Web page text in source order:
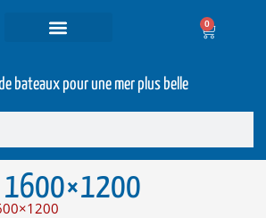
0
bateaux pour une mer plus belle
1600×1200